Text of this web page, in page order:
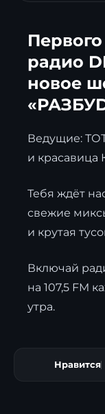
радио
новое
Ведущие:
и красавица
Тебя ждёт
свежие
и крутая
Включай
на 107,5 FM
утра.
Нравится